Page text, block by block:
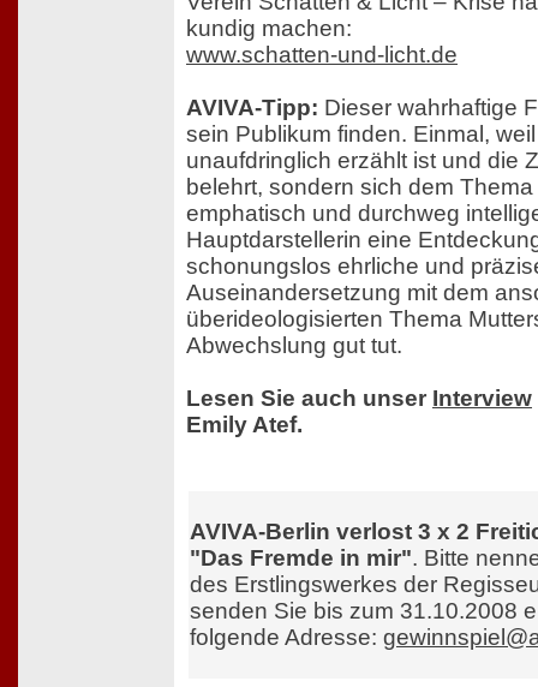
kundig machen:
www.schatten-und-licht.de
AVIVA-Tipp: Dieser wahrhaftige
sein Publikum finden. Einmal,
unaufdringlich erzählt ist und die
belehrt, sondern sich dem
emphatisch und durchweg
Hauptdarstellerin eine
schonungslos ehrliche und
Auseinandersetzung mit dem
überideologisierten Thema
Abwechslung gut tut.
Lesen Sie auch unser Interview
Emily Atef.
AVIVA-Berlin verlost 3 x 2
"Das Fremde in mir". Bitte
des Erstlingswerkes der
senden Sie bis zum 31.10.2008
folgende Adresse: